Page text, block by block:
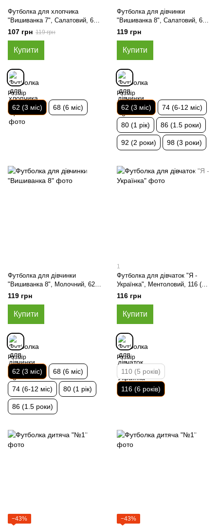
Футболка для хлопчика
"Вишиванка 7", Салатовий, 62
(3 міс)
107 грн 119 грн
Купити
Розмір
62 (3 міс) 68 (6 міс)
Футболка для дівчинки
"Вишиванка 8", Салатовий, 62
(3 міс)
119 грн
Купити
Розмір
62 (3 міс) 74 (6-12 міс)
80 (1 рік) 86 (1.5 роки)
92 (2 роки) 98 (3 роки)
Футболка для дівчинки
"Вишиванка 8", Молочний, 62
(3 міс)
119 грн
Купити
Розмір
62 (3 міс) 68 (6 міс)
74 (6-12 міс) 80 (1 рік)
86 (1.5 роки)
1
Футболка для дівчаток "Я -
Українка", Ментоловий, 116 (6
років)
116 грн
Купити
Розмір
110 (5 років)
116 (6 років)
−43% −43%